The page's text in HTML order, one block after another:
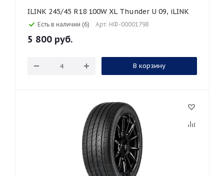
ILINK 245/45 R18 100W XL Thunder U 09, iLINK
Есть в наличии (6) Арт: НФ-00001798
5 800 руб.
В корзину